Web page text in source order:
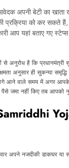
अपनी बेटी का खाता
प्रक्रिया को कर सकते
आप यहां बताए गए
अनुरोध है कि प्रधानमंत्री
अनुसार ही सुकन्या समृद्धि
आने वाले समय में अगर
जमा नहीं किए तब आपको
अपने नजदीकी डाकघर या